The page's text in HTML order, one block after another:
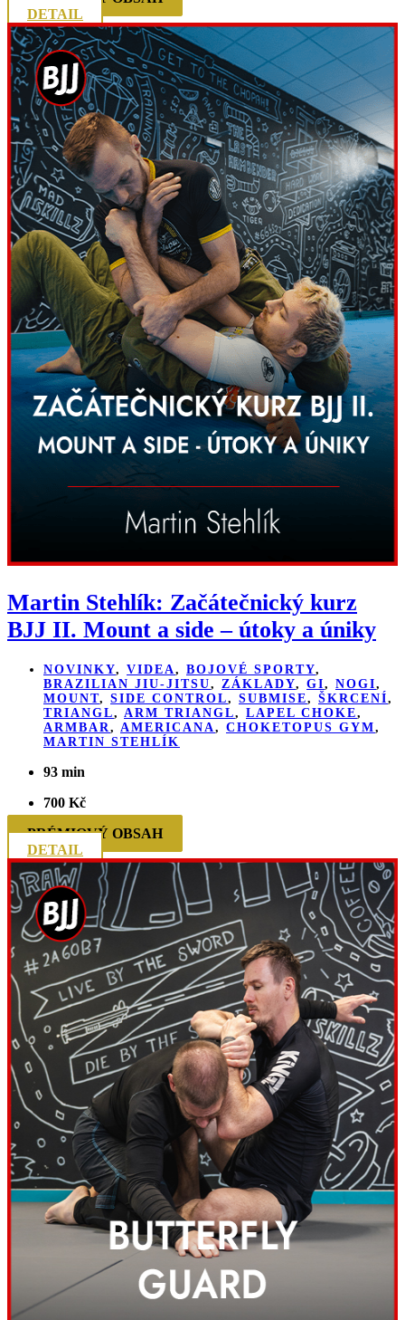
DETAIL
Martin Stehlík: Začátečnický kurz
BJJ II. Mount a side – útoky a úniky
NOVINKY, VIDEA, BOJOVÉ SPORTY,
BRAZILIAN JIU-JITSU, ZÁKLADY, GI, NOGI,
MOUNT, SIDE CONTROL, SUBMISE, ŠKRCENÍ,
TRIANGL, ARM TRIANGL, LAPEL CHOKE,
ARMBAR, AMERICANA, CHOKETOPUS GYM,
MARTIN STEHLÍK
93 min
700 Kč
PRÉMIOVÝ OBSAH
DETAIL